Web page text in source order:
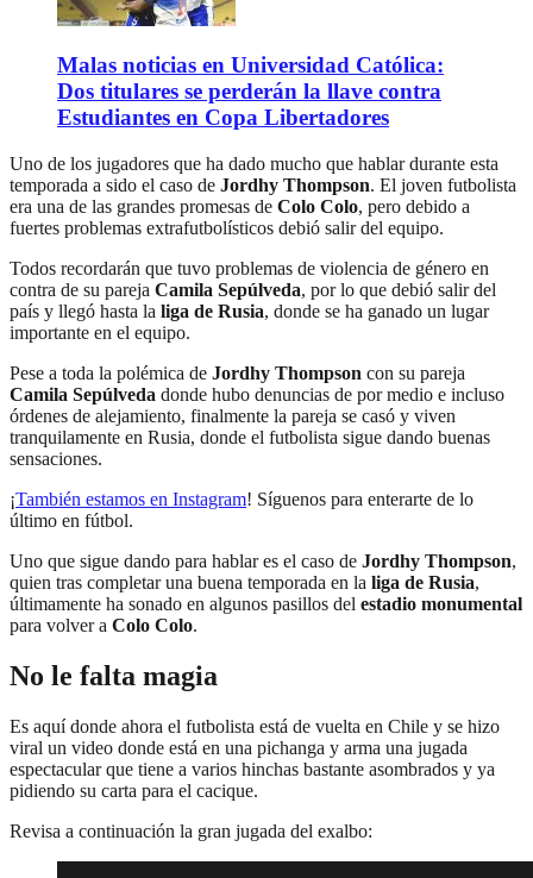
Malas noticias en Universidad Católica:
Dos titulares se perderán la llave contra
Estudiantes en Copa Libertadores
Uno de los jugadores que ha dado mucho que hablar durante esta
temporada a sido el caso de Jordhy Thompson. El joven futbolista
era una de las grandes promesas de Colo Colo, pero debido a
fuertes problemas extrafutbolísticos debió salir del equipo.
Todos recordarán que tuvo problemas de violencia de género en
contra de su pareja Camila Sepúlveda, por lo que debió salir del
país y llegó hasta la liga de Rusia, donde se ha ganado un lugar
importante en el equipo.
Pese a toda la polémica de Jordhy Thompson con su pareja
Camila Sepúlveda donde hubo denuncias de por medio e incluso
órdenes de alejamiento, finalmente la pareja se casó y viven
tranquilamente en Rusia, donde el futbolista sigue dando buenas
sensaciones.
¡También estamos en Instagram! Síguenos para enterarte de lo
último en fútbol.
Uno que sigue dando para hablar es el caso de Jordhy Thompson,
quien tras completar una buena temporada en la liga de Rusia,
últimamente ha sonado en algunos pasillos del estadio monumental
para volver a Colo Colo.
No le falta magia
Es aquí donde ahora el futbolista está de vuelta en Chile y se hizo
viral un video donde está en una pichanga y arma una jugada
espectacular que tiene a varios hinchas bastante asombrados y ya
pidiendo su carta para el cacique.
Revisa a continuación la gran jugada del exalbo: